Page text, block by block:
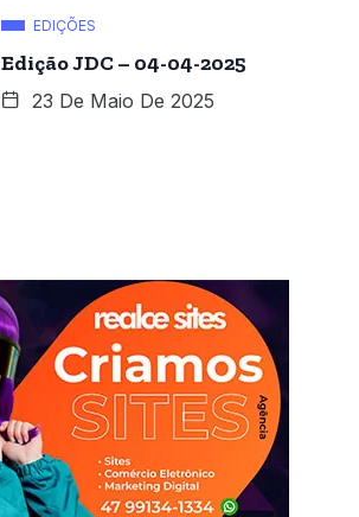
EDIÇÕES
Edição JDC – 04-04-2025
23 De Maio De 2025